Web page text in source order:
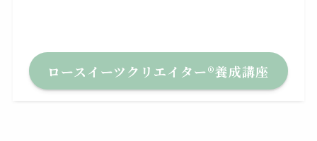
ロースイーツクリエイター®養成講座